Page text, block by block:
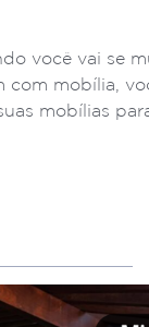
você vai se
com mobília,
mobílias